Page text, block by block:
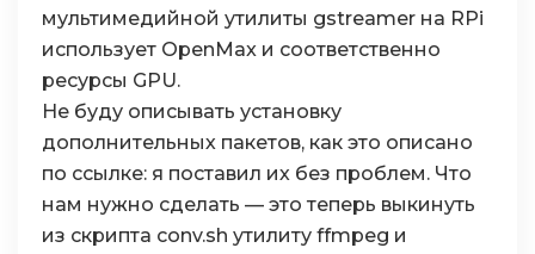
мультимедийной утилиты gstreamer на RPi
использует OpenMax и соответственно
ресурсы GPU.
Не буду описывать установку
дополнительных пакетов, как это описано
по ссылке: я поставил их без проблем. Что
нам нужно сделать — это теперь выкинуть
из скрипта conv.sh утилиту ffmpeg и